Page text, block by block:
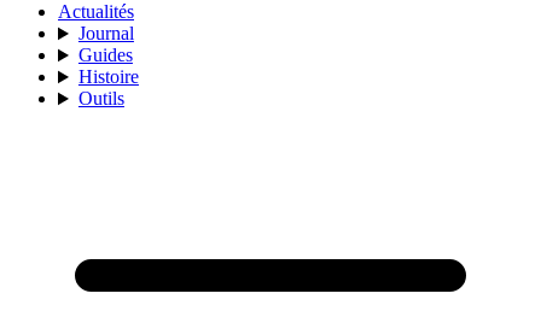
Actualités
Journal
Guides
Histoire
Outils